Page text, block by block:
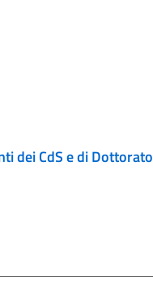
dei CdS e di Dottorato